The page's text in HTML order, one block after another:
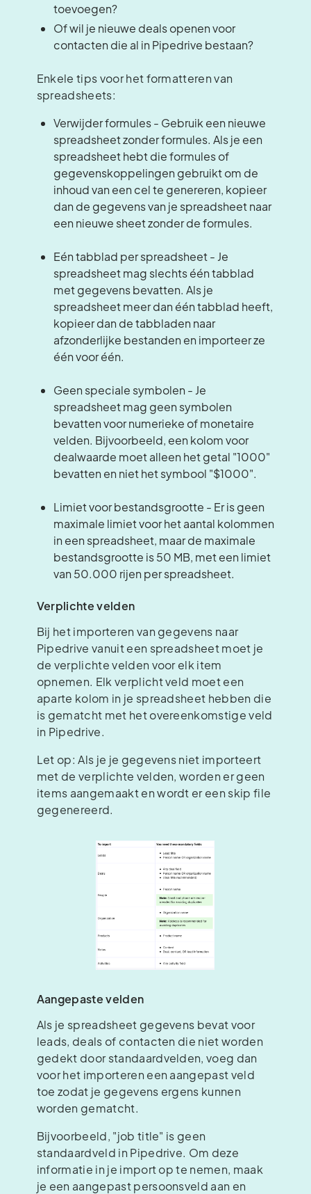
toevoegen?
Of wil je nieuwe deals openen voor
contacten die al in Pipedrive bestaan?
Enkele tips voor het formatteren van
spreadsheets:
Verwijder formules - Gebruik een nieuwe
spreadsheet zonder formules. Als je een
spreadsheet hebt die formules of
gegevenskoppelingen gebruikt om de
inhoud van een cel te genereren, kopieer
dan de gegevens van je spreadsheet naar
een nieuwe sheet zonder de formules.
Eén tabblad per spreadsheet - Je
spreadsheet mag slechts één tabblad
met gegevens bevatten. Als je
spreadsheet meer dan één tabblad heeft,
kopieer dan de tabbladen naar
afzonderlijke bestanden en importeer ze
één voor één.
Geen speciale symbolen - Je
spreadsheet mag geen symbolen
bevatten voor numerieke of monetaire
velden. Bijvoorbeeld, een kolom voor
dealwaarde moet alleen het getal "1000"
bevatten en niet het symbool "$1000".
Limiet voor bestandsgrootte - Er is geen
maximale limiet voor het aantal kolommen
in een spreadsheet, maar de maximale
bestandsgrootte is 50 MB, met een limiet
van 50.000 rijen per spreadsheet.
Verplichte velden
Bij het importeren van gegevens naar
Pipedrive vanuit een spreadsheet moet je
de verplichte velden voor elk item
opnemen. Elk verplicht veld moet een
aparte kolom in je spreadsheet hebben die
is gematcht met het overeenkomstige veld
in Pipedrive.
Let op: Als je je gegevens niet importeert
met de verplichte velden, worden er geen
items aangemaakt en wordt er een skip file
gegenereerd.
Aangepaste velden
Als je spreadsheet gegevens bevat voor
leads, deals of contacten die niet worden
gedekt door standaardvelden, voeg dan
voor het importeren een aangepast veld
toe zodat je gegevens ergens kunnen
worden gematcht.
Bijvoorbeeld, "job title" is geen
standaardveld in Pipedrive. Om deze
informatie in je import op te nemen, maak
je een aangepast persoonsveld aan en